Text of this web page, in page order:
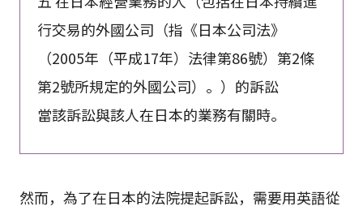
行交易的外國公司（指《日本公司法》
（2005年（平成17年）法律第86號）第2條
第2號所規定的外國公司）。）的訴訟
當該訴訟與該人在日本的業務有關時。
然而，為了在日本的法院提起訴訟，需要用英語從